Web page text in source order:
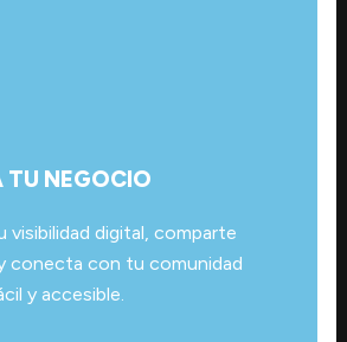
TU NEGOCIO
visibilidad digital, comparte
conecta con tu comunidad
y accesible.